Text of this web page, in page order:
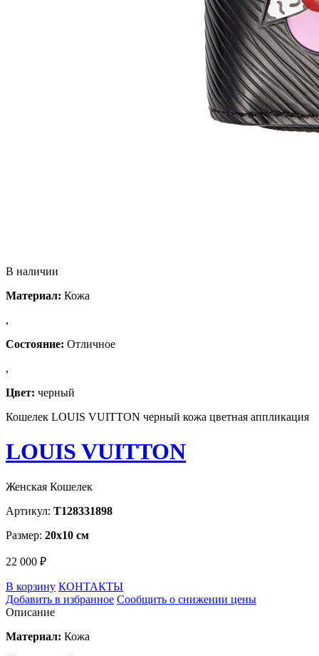
В наличии
Материал: Кожа
,
Состояние: Отличное
,
Цвет: черный
Кошелек LOUIS VUITTON черный кожа цветная аппликация
LOUIS VUITTON
Женская Кошелек
Артикул: T128331898
Размер: 20х10 см
22 000 ₽
В корзину КОНТАКТЫ
Добавить в избранное Сообщить о снижении цены
Описание
Материал: Кожа